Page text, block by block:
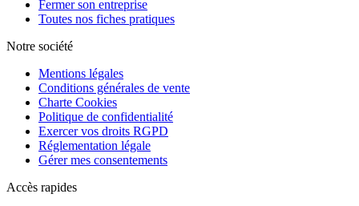
Fermer son entreprise
Toutes nos fiches pratiques
Notre société
Mentions légales
Conditions générales de vente
Charte Cookies
Politique de confidentialité
Exercer vos droits RGPD
Réglementation légale
Gérer mes consentements
Accès rapides